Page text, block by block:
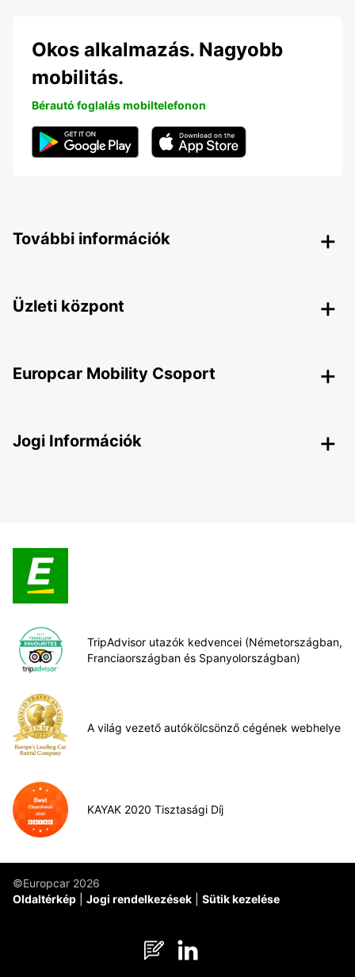
Okos alkalmazás. Nagyobb
mobilitás.
Bérautó foglalás mobiltelefonon
További információk
Üzleti központ
Europcar Mobility Csoport
Jogi Információk
TripAdvisor utazók kedvencei (Németországban,
Franciaországban és Spanyolországban)
A világ vezető autókölcsönző cégének webhelye
KAYAK 2020 Tisztasági Díj
©Europcar 2026
Oldaltérkép
Jogi rendelkezések Sütik kezelése